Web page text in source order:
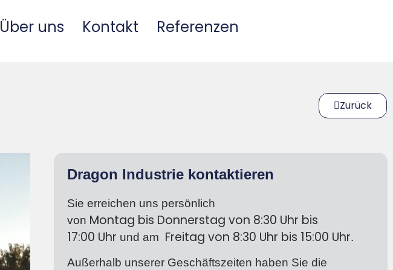
Über uns Kontakt Referenzen
Zurück
Dragon Industrie kontaktieren
Sie erreichen uns persönlich
von Montag bis Donnerstag von 8:30 Uhr bis
17:00 Uhr und am Freitag von 8:30 Uhr bis 15:00 Uhr.
Außerhalb unserer Geschäftszeiten haben Sie die